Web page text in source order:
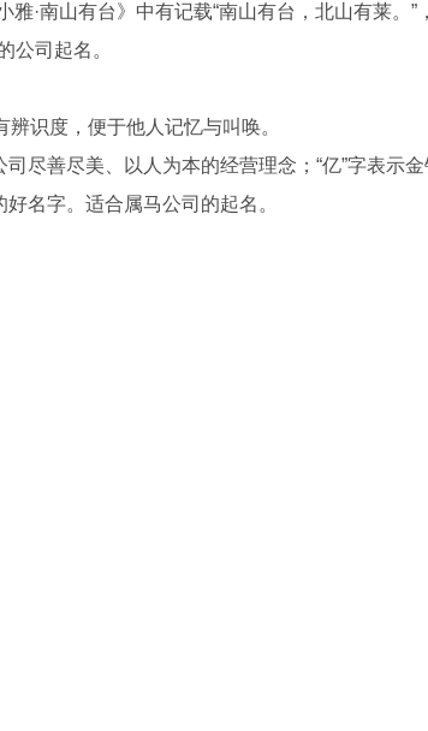
·南山有台》中有记载“南山有台，北山有莱。”
公司起名。
识度，便于他人记忆与叫唤。
尽善尽美、以人为本的经营理念；“亿”字表示
名字。适合属马公司的起名。